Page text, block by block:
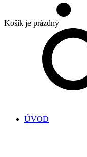
Košík je prázdný
ÚVOD